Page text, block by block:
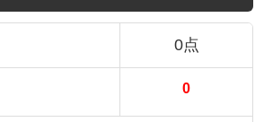
0点
0